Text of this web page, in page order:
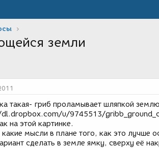
земли
такая- гриб проламывает шляпкой
u/9745513/
на этой картинке.
какие мысли в плане того, как это лучше
сделать в земле ямку, сверху её